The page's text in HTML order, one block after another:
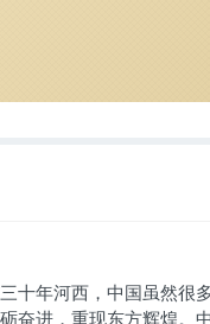
中，这15人投
十年河西，中国虽然很
奋进，重现东方辉煌。